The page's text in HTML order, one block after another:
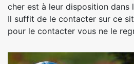
cher est à leur disposition dans
Il suffit de le contacter sur ce
pour le contacter vous ne le